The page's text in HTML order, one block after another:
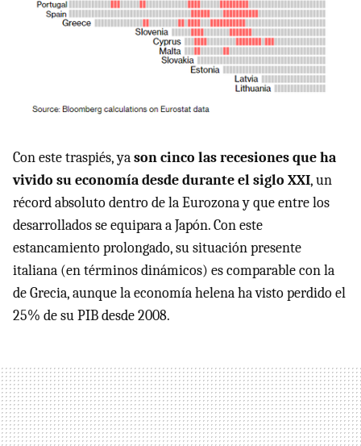
Con este traspiés, yason cinco las recesiones que ha
vivido su economía desde durante el siglo XXI, un
récord absoluto dentro de la Eurozona y que entre los
desarrollados se equipara a Japón. Con este
estancamiento prolongado, su situación presente
italiana (en términos dinámicos) es comparable con la
de Grecia, aunque la economía helena ha visto perdido el
25% de su PIB desde 2008.